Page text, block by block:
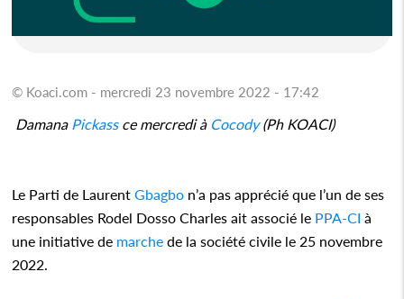
© Koaci.com - mercredi 23 novembre 2022 - 17:42
Damana Pickassce mercredi à Cocody(Ph KOACI)
Le Parti de LaurentGbagbo n’a pas apprécié que l’un de ses
responsables Rodel Dosso Charles ait associé le PPA-CI à
une initiative de marche de la société civile le 25 novembre
2022.